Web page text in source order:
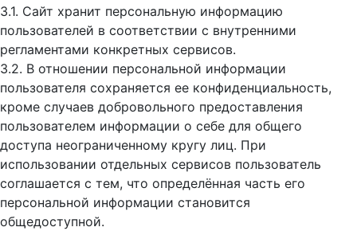
3.1. Сайт хранит персональную информацию
пользователей в соответствии с внутренними
регламентами конкретных сервисов.
3.2. В отношении персональной информации
пользователя сохраняется ее конфиденциальность,
кроме случаев добровольного предоставления
пользователем информации о себе для общего
доступа неограниченному кругу лиц. При
использовании отдельных сервисов пользователь
соглашается с тем, что определённая часть его
персональной информации становится
общедоступной.